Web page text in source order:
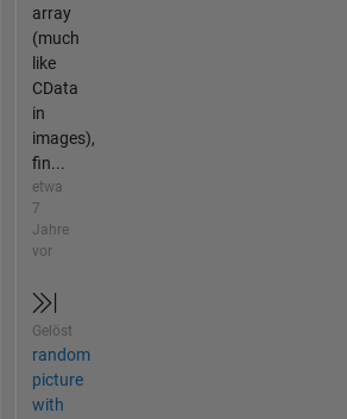
array
(much
like
CData
in
images),
fin...
etwa
7
Jahre
vor
Gelöst
random
picture
with